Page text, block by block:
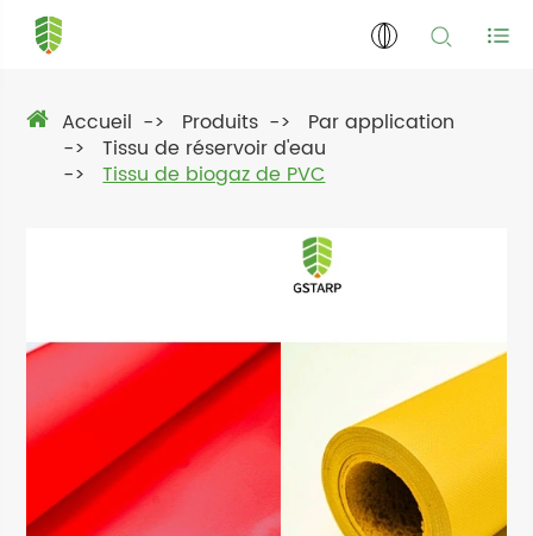
Accueil Produits
Par application
Tissu de réservoir d'eau
Tissu de biogaz de PVC